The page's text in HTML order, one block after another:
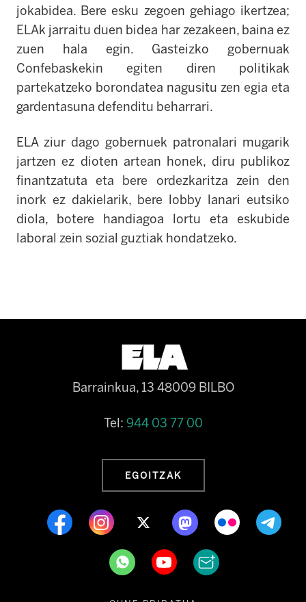
jokabidea. Bere esku zegoen gehiago ikertzea;
ELAk jarraitu duen bidea har zezakeen, baina ez
zuen hala egin. Gasteizko gobernuak
Confebaskekin egiten diren politikak
partekatzeko borondatea nagusitu zen egia eta
gardentasuna defenditu beharrari.
ELA ziur dago gobernuek patronalari mugarik
jartzen ez dioten artean honek, diru publikoz
finantzatuta eta bere ordezkaritza zein den
inork ez dakielarik, bere lobby lanari eutsiko
diola, botere handiagoa lortu eta eskubide
laboral zein sozial guztiak hondatzeko.
Barrainkua, 13 48009 BILBO
Tel: 944 03 77 00
EGOITZAK